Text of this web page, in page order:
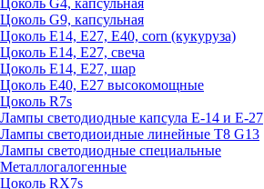
Цоколь G4, капсульная
Цоколь G9, капсульная
Цоколь Е14, Е27, Е40, corn (кукуруза)
Цоколь Е14, Е27, свеча
Цоколь Е14, Е27, шар
Цоколь Е40, Е27 высокомощные
Цоколь R7s
Лампы светодиодные капсула Е-14 и Е-27
Лампы светодиоидные линейные T8 G13
Лампы светодиодные специальные
Металлогалогенные
Цоколь RX7s